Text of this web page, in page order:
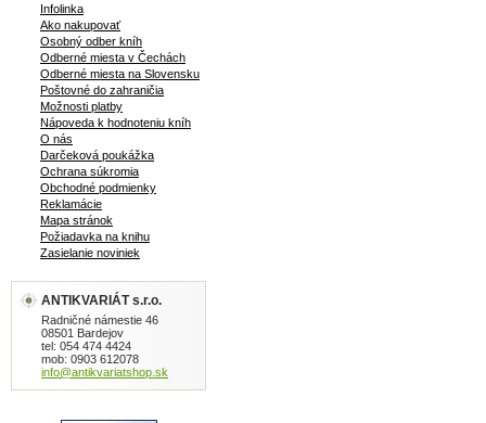
Infolinka
Ako nakupovať
Osobný odber kníh
Odberné miesta v Čechách
Odberné miesta na Slovensku
Poštovné do zahraničia
Možnosti platby
Nápoveda k hodnoteniu kníh
O nás
Darčeková poukážka
Ochrana súkromia
Obchodné podmienky
Reklamácie
Mapa stránok
Požiadavka na knihu
Zasielanie noviniek
ANTIKVARIÁT s.r.o.
Radničné námestie 46
08501 Bardejov
tel: 054 474 4424
mob: 0903 612078
info@antikvariatshop.sk